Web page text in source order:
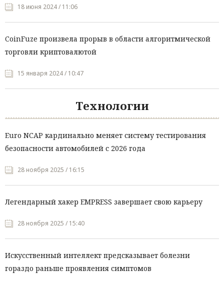
18 июня 2024 / 11:06
CoinFuze произвела прорыв в области алгоритмической
торговли криптовалютой
15 января 2024 / 10:47
Технологии
Euro NCAP кардинально меняет систему тестирования
безопасности автомобилей с 2026 года
28 ноября 2025 / 16:15
Легендарный хакер EMPRESS завершает свою карьеру
28 ноября 2025 / 15:40
Искусственный интеллект предсказывает болезни
гораздо раньше проявления симптомов